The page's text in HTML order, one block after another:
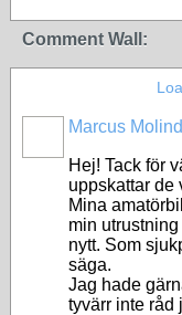
Comment Wall:
Marcus
Hej! Tack för
uppskattar de
Mina
min
nytt. Som
säga.
Jag hade
tyvärr inte råd